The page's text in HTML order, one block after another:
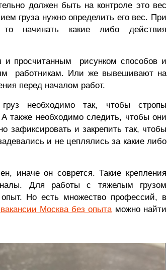
должен быть на контроле это вес
груза нужно определить его вес. При
начинать какие либо действия
и просчитанным рисунком способов и
работникам. Или же вывешивают на
перед началом работ.
необходимо так, чтобы стропы
также необходимо следить, чтобы они
зафиксировать и закрепить так, чтобы
и не цеплялись за какие либо
иначе он соврется. Такие крепления
Для работы с тяжелым грузом
Но есть множество профессий, в
вакансии Москва без опытаможно найти